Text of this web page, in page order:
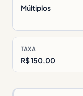
Múltiplos
TAXA
R$ 150,00